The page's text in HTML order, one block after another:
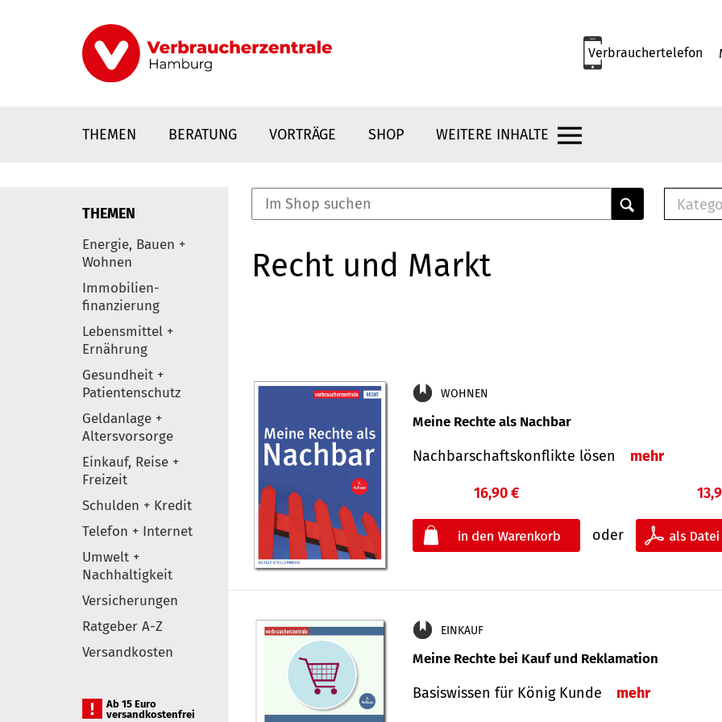
Verbrauchertelefon
THEMEN BERATUNG VORTRÄGE SHOP WEITERE INHALTE
Elemente
THEMEN
Energie, Bauen +
Wohnen
Immobilien-
finanzierung
Lebensmittel +
Ernährung
Gesundheit +
Patientenschutz
Geldanlage +
Altersvorsorge
Einkauf, Reise +
Freizeit
Schulden + Kredit
Telefon + Internet
Umwelt +
Nachhaltigkeit
Versicherungen
Ratgeber A-Z
Versandkosten
Ab 15 Euro
versandkostenfrei
Recht und Markt
WOHNEN
Meine Rechte als Nachbar
Nach­bar­schafts­konflikte lösen mehr
16,90 €
oder
EINKAUF
Meine Rechte bei Kauf und Reklamation
Basiswissen für König Kunde mehr